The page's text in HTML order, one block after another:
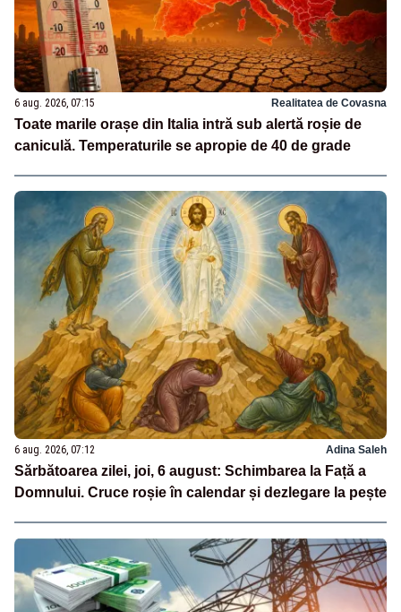
6 aug. 2026, 07:15 Realitatea de Covasna
Toate marile orașe din Italia intră sub alertă roșie de
caniculă. Temperaturile se apropie de 40 de grade
6 aug. 2026, 07:12 Adina Saleh
Sărbătoarea zilei, joi, 6 august: Schimbarea la Față a
Domnului. Cruce roșie în calendar și dezlegare la pește